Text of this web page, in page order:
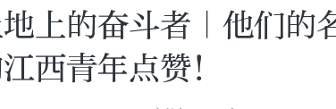
上的奋斗者｜他们的
西青年点赞！